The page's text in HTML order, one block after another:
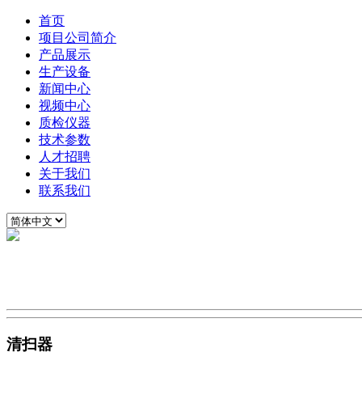
首页
项目公司简介
产品展示
生产设备
新闻中心
视频中心
质检仪器
技术参数
人才招聘
关于我们
联系我们
清扫器